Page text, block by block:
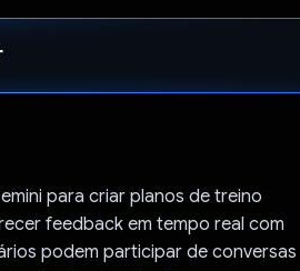
para criar planos de treino
feedback em tempo real com
podem participar de conversas